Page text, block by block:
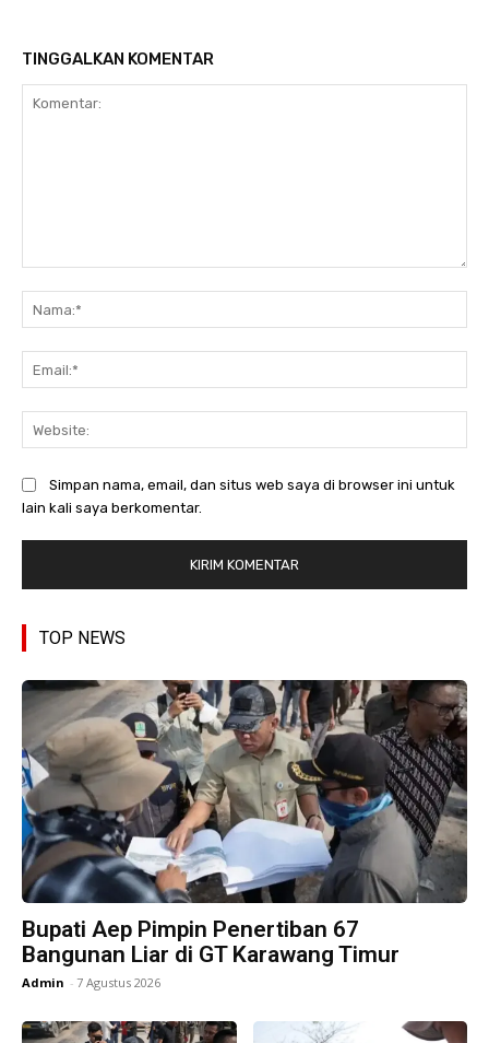
TINGGALKAN KOMENTAR
Simpan nama, email, dan situs web saya di browser ini untuk
lain kali saya berkomentar.
TOP NEWS
Bupati Aep Pimpin Penertiban 67
Bangunan Liar di GT Karawang Timur
Admin - 7 Agustus 2026